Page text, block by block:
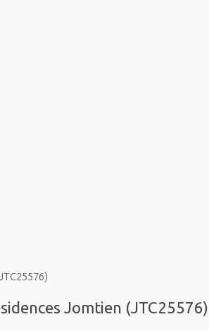
Jomtien (JTC25576)